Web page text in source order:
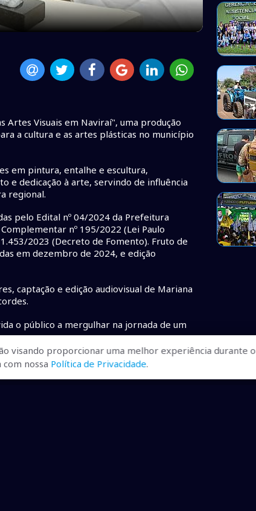
Artes Visuais em Naviraí", uma produção
a cultura e as artes plásticas no município
em pintura, entalhe e escultura,
e dedicação à arte, servindo de influência
regional.
pelo Edital nº 04/2024 da Prefeitura
nº 195/2022 (Lei Paulo
2023 (Decreto de Fomento). Fruto de
em dezembro de 2024, e edição
captação e edição audiovisual de Mariana
o público a mergulhar na jornada de um
visando proporcionar uma melhor experiência durante o
nossa Política de Privacidade.